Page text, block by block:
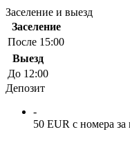
Заселение и выезд
Заселение
После 15:00
Выезд
До 12:00
Депозит
-
50 EUR с номера